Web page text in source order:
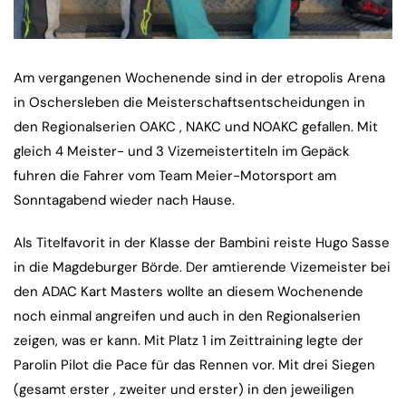
Am vergangenen Wochenende sind in der etropolis Arena
in Oschersleben die Meisterschaftsentscheidungen in
den Regionalserien OAKC , NAKC und NOAKC gefallen. Mit
gleich 4 Meister- und 3 Vizemeistertiteln im Gepäck
fuhren die Fahrer vom Team Meier-Motorsport am
Sonntagabend wieder nach Hause.
Als Titelfavorit in der Klasse der Bambini reiste Hugo Sasse
in die Magdeburger Börde. Der amtierende Vizemeister bei
den ADAC Kart Masters wollte an diesem Wochenende
noch einmal angreifen und auch in den Regionalserien
zeigen, was er kann. Mit Platz 1 im Zeittraining legte der
Parolin Pilot die Pace für das Rennen vor. Mit drei Siegen
(gesamt erster , zweiter und erster) in den jeweiligen